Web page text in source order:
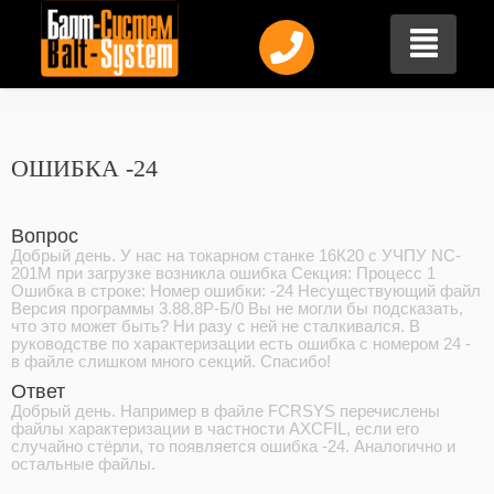
ОШИБКА -24
Вопрос
Добрый день. У нас на токарном станке 16К20 с УЧПУ NC-
201M при загрузке возникла ошибка Секция: Процесс 1
Ошибка в строке: Номер ошибки: -24 Несуществующий файл
Версия программы 3.88.8Р-Б/0 Вы не могли бы подсказать,
что это может быть? Ни разу с ней не сталкивался. В
руководстве по характеризации есть ошибка с номером 24 -
в файле слишком много секций. Спасибо!
Ответ
Добрый день. Например в файле FCRSYS перечислены
файлы характеризации в частности AXCFIL, если его
случайно стёрли, то появляется ошибка -24. Аналогично и
остальные файлы.